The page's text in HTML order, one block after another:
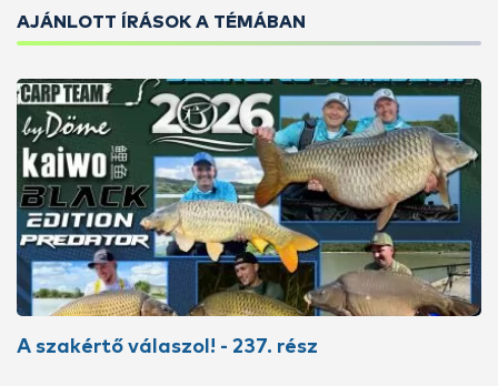
AJÁNLOTT ÍRÁSOK A TÉMÁBAN
A szakértő válaszol! - 237. rész